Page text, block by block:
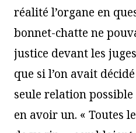
réalité l’organe en
bonnet-chatte ne
justice devant les
que si l’on avait
seule relation
en avoir un. « Toutes